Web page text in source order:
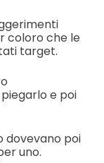
coloro che le
target.
e poi
dovevano poi
uno.